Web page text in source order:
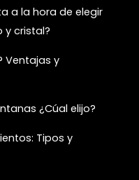
a la hora de elegir
y cristal?
Ventajas y
¿Cúal elijo?
Tipos y